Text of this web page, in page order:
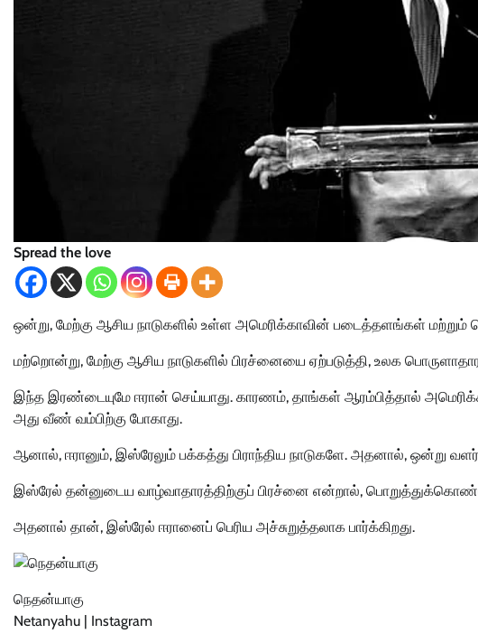
Spread the love
ஒன்று, மேற்கு ஆசிய நாடுகளில் உள்ள அமெரிக்காவின் படைத்தளங்கள் மற்றும்
மற்றொன்று, மேற்கு ஆசிய நாடுகளில் பிரச்னையை ஏற்படுத்தி, உலக
இந்த இரண்டையுமே ஈரான் செய்யாது. காரணம், தாங்கள் ஆரம்பித்தால்
அது வீண் வம்பிற்கு போகாது.
ஆனால், ஈரானும், இஸ்ரேலும் பக்கத்து பிராந்திய நாடுகளே. அதனால், ஒன்று
இஸ்ரேல் தன்னுடைய வாழ்வாதாரத்திற்குப் பிரச்னை என்றால்,
அதனால் தான், இஸ்ரேல் ஈரானைப் பெரிய அச்சுறுத்தலாக பார்க்கிறது.
நெதன்யாகு
Netanyahu | Instagram